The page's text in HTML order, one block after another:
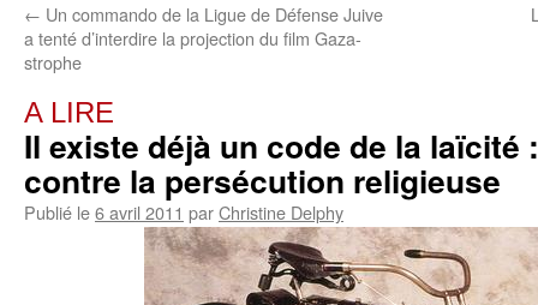
← Un commando de la Ligue de Défense Juive
a tenté d’interdire la projection du film Gaza-
strophe
A LIRE
Il existe déjà un code de la laïcité
contre la persécution religieuse
Publié le6 avril 2011 parChristine Delphy